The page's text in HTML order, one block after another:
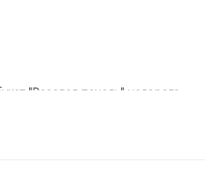
"Розовая печаль" недорого
достойной проститься с душой,